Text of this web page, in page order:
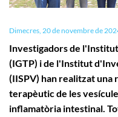
Dimecres, 20 de novembre de
Investigadors de
(IGTP) i de l'Institut
(IISPV) han realitzat
terapèutic de les
inflamatòria intestinal.